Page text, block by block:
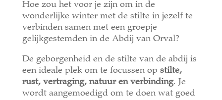
Hoe zou het voor je zijn om in de
wonderlijke winter met de stilte in jezelf te
verbinden samen met een groepje
gelijkgestemden in de Abdij van Orval?
De geborgenheid en de stilte van de abdij is
een ideale plek om te focussen op stilte,
rust, vertraging, natuur en verbinding. Je
wordt aangemoedigd om te doen wat goed